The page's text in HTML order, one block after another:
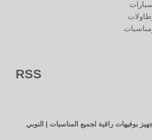
RSS
بوفيهات راقية لجميع المناسبات | النوبي